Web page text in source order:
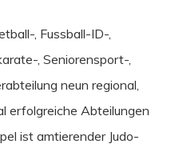
, Fussball-ID-,
, Seniorensport-,
neun regional,
erfolgreiche Abteilungen
ist amtierender Judo-